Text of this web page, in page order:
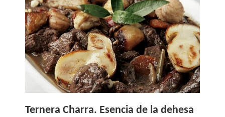
Ternera Charra. Esencia de la dehesa